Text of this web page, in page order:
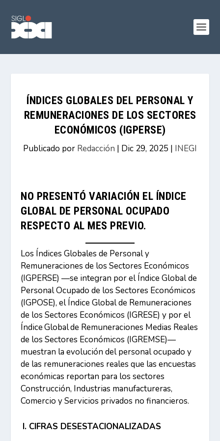
ÍNDICES GLOBALES DEL PERSONAL Y
REMUNERACIONES DE LOS SECTORES
ECONÓMICOS (IGPERSE)
Publicado por Redacción | Dic 29, 2025 | INEGI
NO PRESENTÓ VARIACIÓN EL ÍNDICE
GLOBAL DE PERSONAL OCUPADO
RESPECTO AL MES PREVIO.
Los Índices Globales de Personal y
Remuneraciones de los Sectores Económicos
(IGPERSE) —se integran por el Índice Global de
Personal Ocupado de los Sectores Económicos
(IGPOSE), el Índice Global de Remuneraciones
de los Sectores Económicos (IGRESE) y por el
Índice Global de Remuneraciones Medias Reales
de los Sectores Económicos (IGREMSE)—
muestran la evolución del personal ocupado y
de las remuneraciones reales que las encuestas
económicas reportan para los sectores
Construcción, Industrias manufactureras,
Comercio y Servicios privados no financieros.
I. CIFRAS DESESTACIONALIZADAS